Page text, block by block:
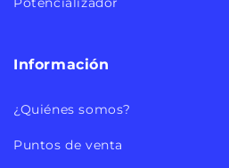
Información
¿Quiénes somos?
Puntos de venta